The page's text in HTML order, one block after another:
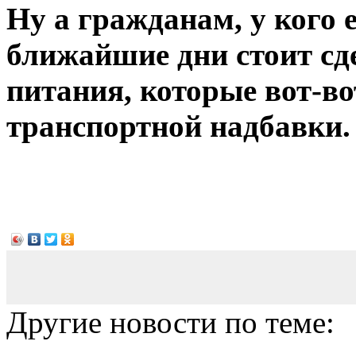
Ну а гражданам, у кого
ближайшие дни стоит
питания, которые вот-
транспортной надбавки.
Другие новости по теме: